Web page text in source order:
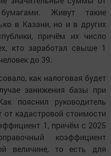
Живут такие
в Казани, но и в других
причём их число
кто заработал свыше 1
до 39.
как налоговая будет
занижения базы при
пояснил руководитель
от кадастровой стоимости
1, причём с 2025
коэффициент
величине, то есть для